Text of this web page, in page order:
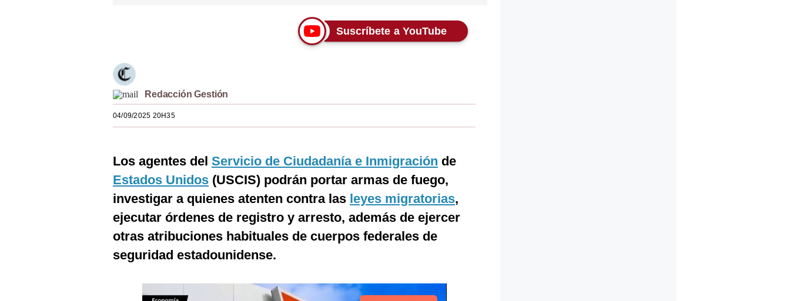
Suscríbete a YouTube
Redacción Gestión
04/09/2025 20H35
Los agentes del Servicio de Ciudadanía e Inmigración de
Estados Unidos (USCIS) podrán portar armas de fuego,
investigar a quienes atenten contra las leyes migratorias,
ejecutar órdenes de registro y arresto, además de ejercer
otras atribuciones habituales de cuerpos federales de
seguridad estadounidense.